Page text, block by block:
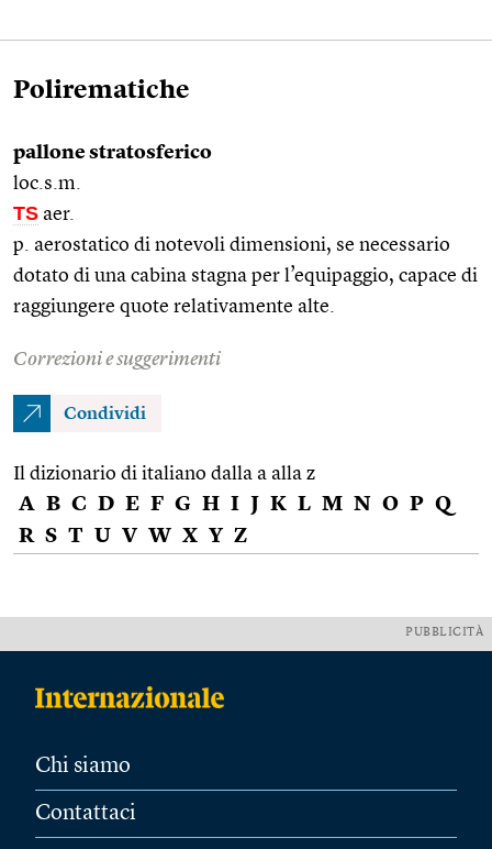
Polirematiche
pallone stratosferico
loc.s.m.
TS aer.
p. aerostatico di notevoli dimensioni, se necessario
dotato di una cabina stagna per l’equipaggio, capace di
raggiungere quote relativamente alte.
Correzioni e suggerimenti
Condividi
Il dizionario di italiano dalla a alla z
A B C D E F G H I J K L M N O P Q
R S T U V W X Y Z
PUBBLICITÀ
Chi siamo
Contattaci